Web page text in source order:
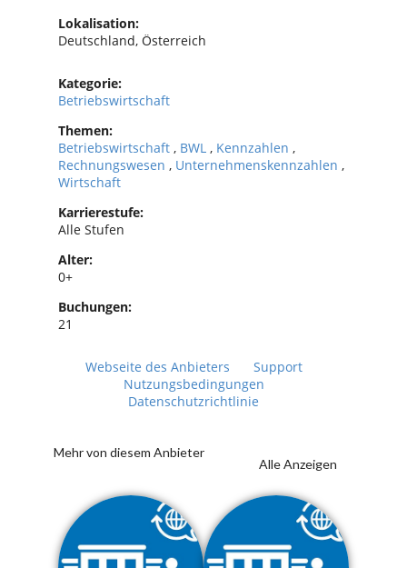
Lokalisation:
Deutschland, Österreich
Kategorie:
Betriebswirtschaft
Themen:
Betriebswirtschaft , BWL , Kennzahlen ,
Rechnungswesen , Unternehmenskennzahlen ,
Wirtschaft
Karrierestufe:
Alle Stufen
Alter:
0+
Buchungen:
21
Webseite des Anbieters
Support
Nutzungsbedingungen
Datenschutzrichtlinie
Mehr von diesem Anbieter
Alle Anzeigen